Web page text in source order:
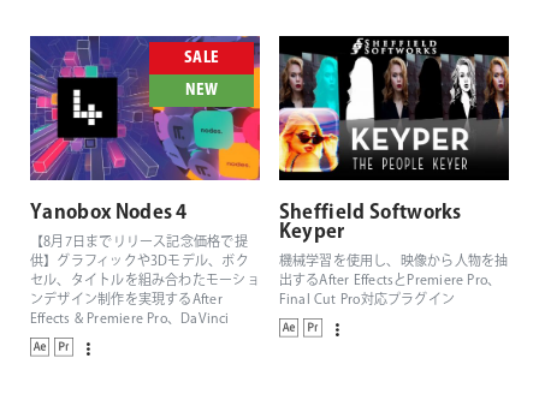
SALE
NEW
Yanobox Nodes 4
【8月7日までリリース記念価格で提
供】グラフィックや3Dモデル、ボク
セル、タイトルを組み合わたモーショ
ンデザイン制作を実現するAfter
Effects & Premiere Pro、DaVinci
Resolve、Final Cut Pro対応の3Dパー
ティクルジェネレーター
Sheffield Softworks
Keyper
機械学習を使用し、映像から人物を抽
出するAfter EffectsとPremiere Pro、
Final Cut Pro対応プラグイン